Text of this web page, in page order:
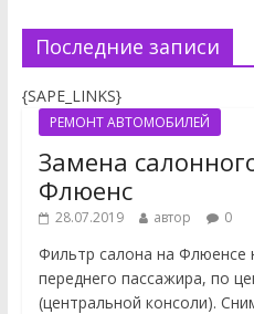
Последние записи
{SAPE_LINKS}
РЕМОНТ АВТОМОБИЛЕЙ
Замена
Флюенс
28.07.2019 автор 0
Фильтр салона на Флюенсе
переднего пассажира, по
(центральной консоли).